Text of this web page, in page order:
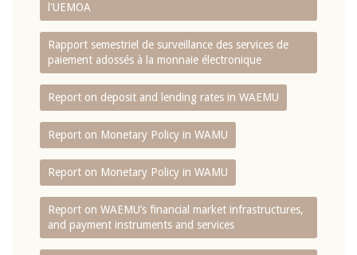
l'UEMOA
Rapport semestriel de surveillance des services de
paiement adossés à la monnaie électronique
Report on deposit and lending rates in WAEMU
Report on Monetary Policy in WAMU
Report on Monetary Policy in WAMU
Report on WAEMU’s financial market infrastructures,
and payment instruments and services